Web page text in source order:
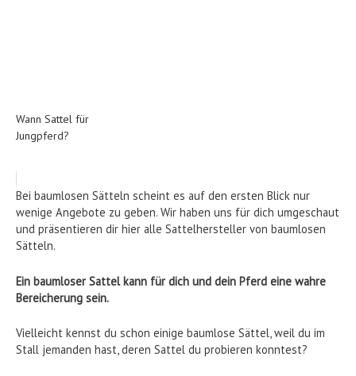
Wann Sattel für
Jungpferd?
Bei baumlosen Sätteln scheint es auf den ersten Blick nur
wenige Angebote zu geben. Wir haben uns für dich umgeschaut
und präsentieren dir hier alle Sattelhersteller von baumlosen
Sätteln.
Ein baumloser Sattel kann für dich und dein Pferd eine wahre
Bereicherung sein.
Vielleicht kennst du schon einige baumlose Sättel, weil du im
Stall jemanden hast, deren Sattel du probieren konntest?